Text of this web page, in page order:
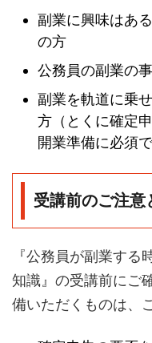
副業に興味はあ
の方
公務員の副業の
副業を軌道に乗
方（とくに確定
開業準備に必須で
受講前のご注意
『公務員が副業す
知識』の受講前にご
備いただくものは、